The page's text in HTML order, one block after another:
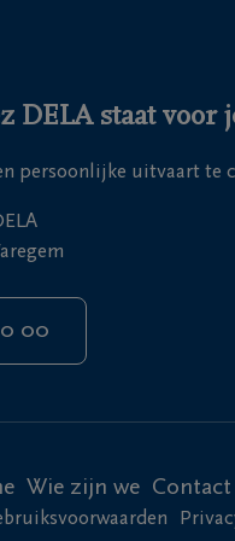
DELA staat voor
persoonlijke uitvaart te
00
Wie zijn we Contact